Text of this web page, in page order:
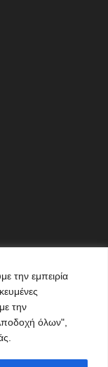
την εμπειρία
την
όλων",